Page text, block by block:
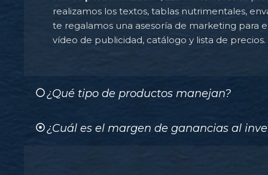
realizamos los textos, tablas nutrimentales,
te regalamos una asesoría de marketing para
vídeo de publicidad, catálogo y lista de precios.
¿Qué tipo de productos manejan?
¿Cuál es el margen de ganancias al